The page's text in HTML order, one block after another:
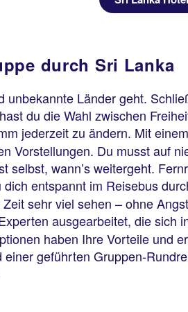
durch Sri Lanka
unbekannte Länder geht.
du die Wahl zwischen
jederzeit zu ändern. Mit
Vorstellungen. Du musst auf
selbst, wann’s weitergeht.
dich entspannt im Reisebus
sehr viel sehen – ohne
ausgearbeitet, die sich
haben Ihre Vorteile und
geführten Gruppen-